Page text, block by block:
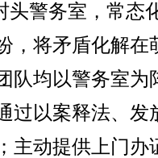
头警务室，常态
，将矛盾化解在
队均以警务室为
过以案释法、发
主动提供上门办